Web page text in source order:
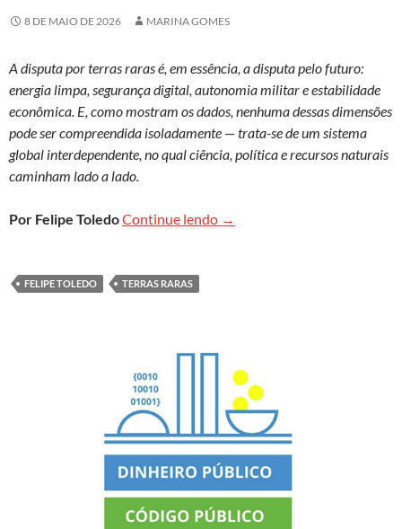
8 DE MAIO DE 2026 MARINA GOMES
A disputa por terras raras é, em essência, a disputa pelo futuro:
energia limpa, segurança digital, autonomia militar e estabilidade
econômica. E, como mostram os dados, nenhuma dessas dimensões
pode ser compreendida isoladamente — trata-se de um sistema
global interdependente, no qual ciência, política e recursos naturais
caminham lado a lado.
Por Felipe ToledoContinue lendo Mais do que elementos
→
FELIPE TOLEDO TERRAS RARAS